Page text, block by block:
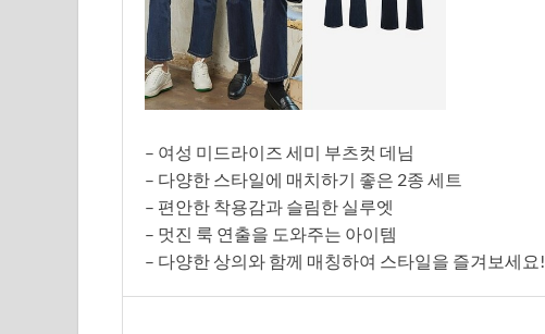
– 여성 미드라이즈 세미 부츠컷 데님
– 다양한 스타일에 매치하기 좋은 2종 세트
– 편안한 착용감과 슬림한 실루엣
– 멋진 룩 연출을 도와주는 아이템
– 다양한 상의와 함께 매칭하여 스타일을 즐겨보세요!